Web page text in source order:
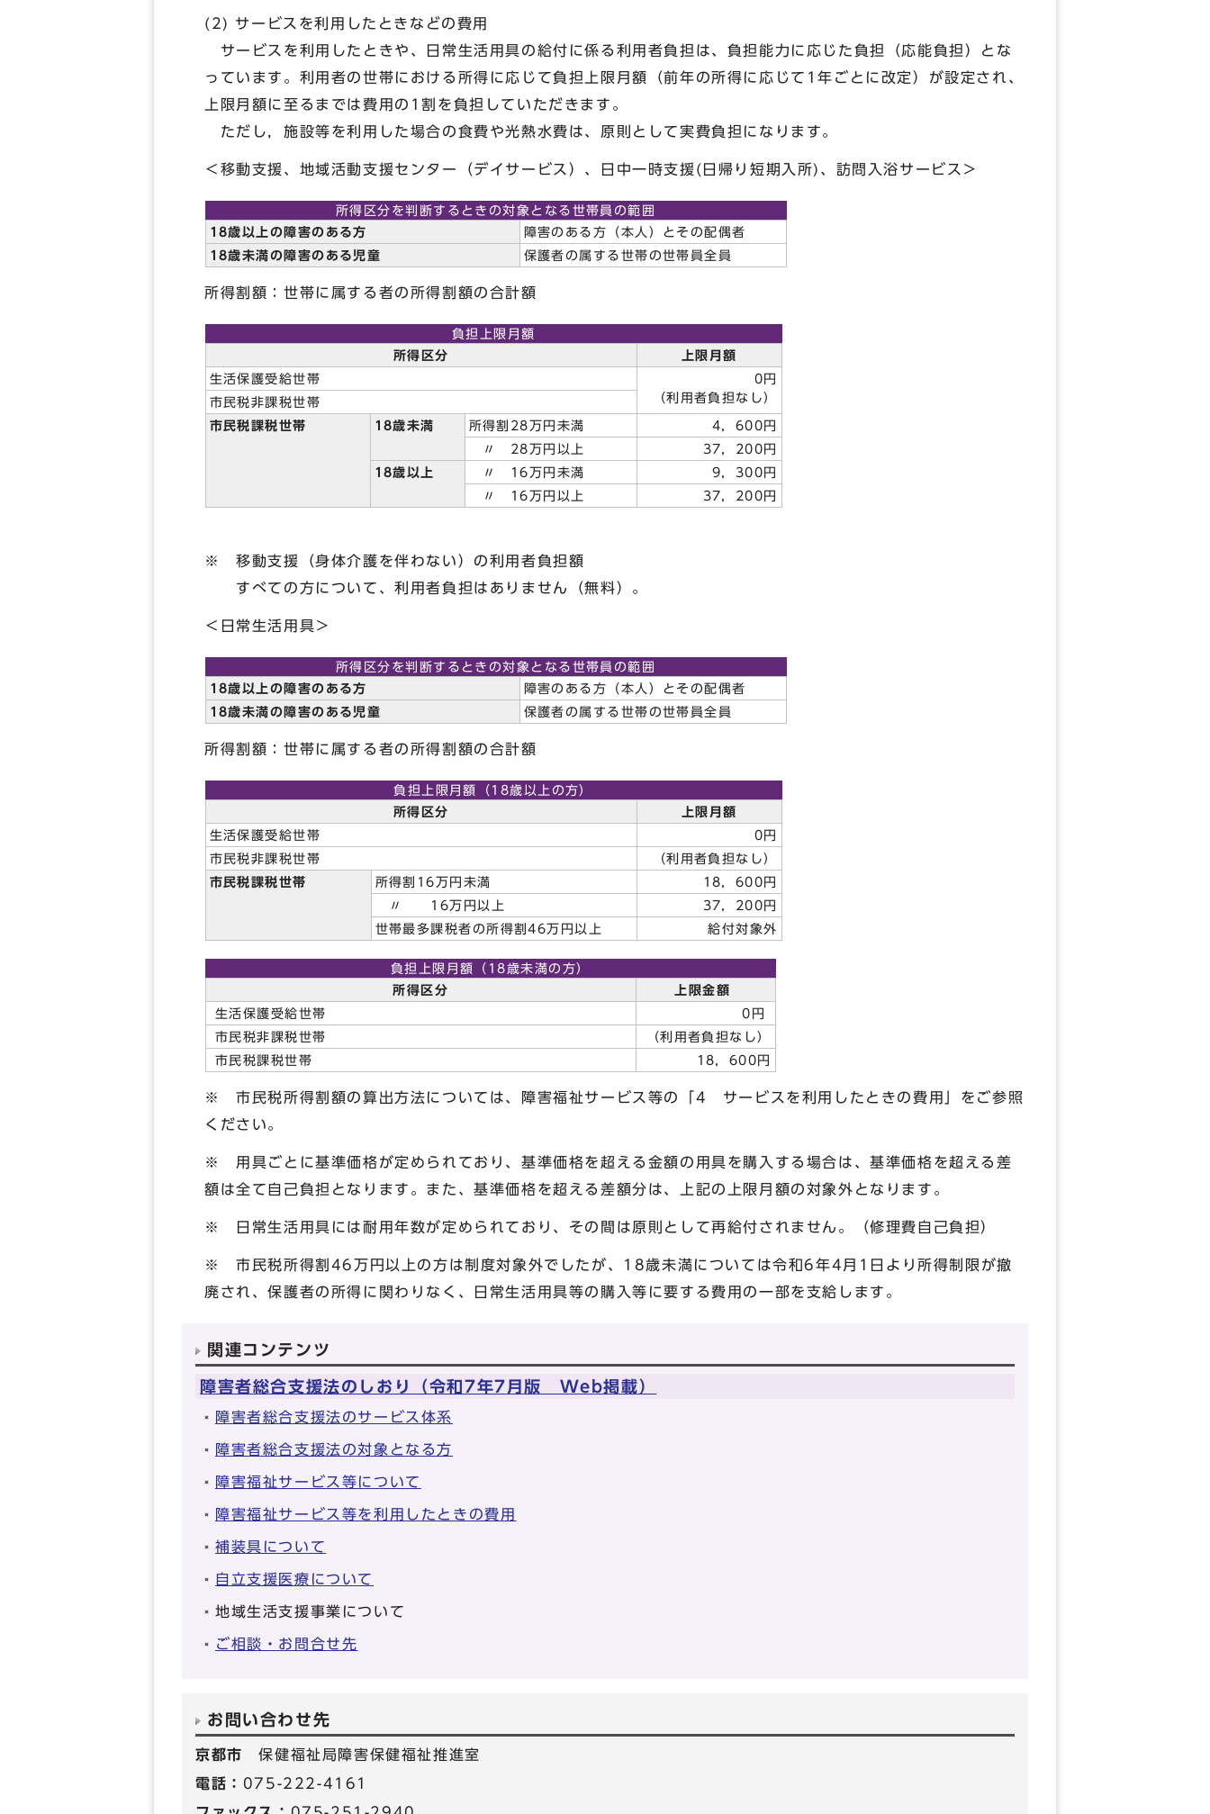
(2) サービスを利用したときなどの費用
サービスを利用したときや、日常生活用具の給付に係る利用者負担は、負担能力に応じた負担（応能負担）とな
っています。利用者の世帯における所得に応じて負担上限月額（前年の所得に応じて1年ごとに改定）が設定され、
上限月額に至るまでは費用の1割を負担していただきます。
ただし，施設等を利用した場合の食費や光熱水費は、原則として実費負担になります。
＜移動支援、地域活動支援センター（デイサービス）、日中一時支援(日帰り短期入所)、訪問入浴サービス＞
所得区分を判断するときの対象となる世帯員の範囲
18歳以上の障害のある方
障害のある方（本人）とその配偶者
18歳未満の障害のある児童
保護者の属する世帯の世帯員全員
所得割額：世帯に属する者の所得割額の合計額
負担上限月額
所得区分
上限月額
生活保護受給世帯
0円
（利用者負担なし）
市民税非課税世帯
市民税課税世帯
18歳未満 所得割28万円未満
4，600円
〃 28万円以上
37，200円
18歳以上
〃 16万円未満
9，300円
〃 16万円以上
37，200円
※ 移動支援（身体介護を伴わない）の利用者負担額
すべての方について、利用者負担はありません（無料）。
＜日常生活用具＞
所得区分を判断するときの対象となる世帯員の範囲
18歳以上の障害のある方
障害のある方（本人）とその配偶者
18歳未満の障害のある児童
保護者の属する世帯の世帯員全員
所得割額：世帯に属する者の所得割額の合計額
負担上限月額（18歳以上の方）
所得区分
上限月額
生活保護受給世帯
0円
市民税非課税世帯
（利用者負担なし）
市民税課税世帯
所得割16万円未満
18，600円
〃 16万円以上
37，200円
世帯最多課税者の所得割46万円以上
給付対象外
負担上限月額（18歳未満の方）
所得区分
上限金額
生活保護受給世帯
0円
市民税非課税世帯
（利用者負担なし）
市民税課税世帯
18，600円
※ 市民税所得割額の算出方法については、障害福祉サービス等の「4 サービスを利用したときの費用」をご参照
ください。
※ 用具ごとに基準価格が定められており、基準価格を超える金額の用具を購入する場合は、基準価格を超える差
額は全て自己負担となります。また、基準価格を超える差額分は、上記の上限月額の対象外となります。
※ 日常生活用具には耐用年数が定められており、その間は原則として再給付されません。（修理費自己負担）
※ 市民税所得割46万円以上の方は制度対象外でしたが、18歳未満については令和6年4月1日より所得制限が撤
廃され、保護者の所得に関わりなく、日常生活用具等の購入等に要する費用の一部を支給します。
関連コンテンツ
障害者総合支援法のしおり（令和7年7月版 Web掲載）
障害者総合支援法のサービス体系
障害者総合支援法の対象となる方
障害福祉サービス等について
障害福祉サービス等を利用したときの費用
補装具について
自立支援医療について
地域生活支援事業について
ご相談・お問合せ先
お問い合わせ先
京都市保健福祉局障害保健福祉推進室
電話： 075-222-4161